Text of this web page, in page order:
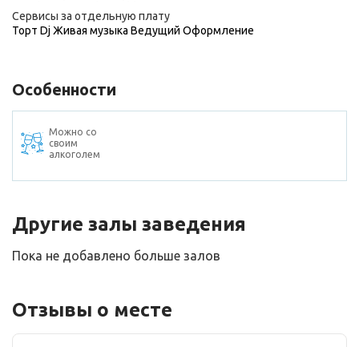
Сервисы за отдельную плату
Торт DjЖивая музыка Ведущий Оформление
Особенности
Можно со
своим
алкоголем
Другие залы заведения
Пока не добавлено больше залов
Отзывы о месте